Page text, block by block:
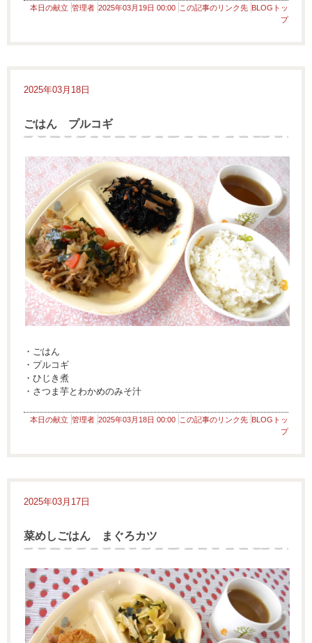
本日の献立 管理者 2025年03月19日 00:00 この記事のリンク先 BLOGトッ
プ
2025年03月18日
ごはん プルコギ
・ごはん
・プルコギ
・ひじき煮
・さつま芋とわかめのみそ汁
本日の献立 管理者 2025年03月18日 00:00 この記事のリンク先 BLOGトッ
プ
2025年03月17日
菜めしごはん まぐろカツ